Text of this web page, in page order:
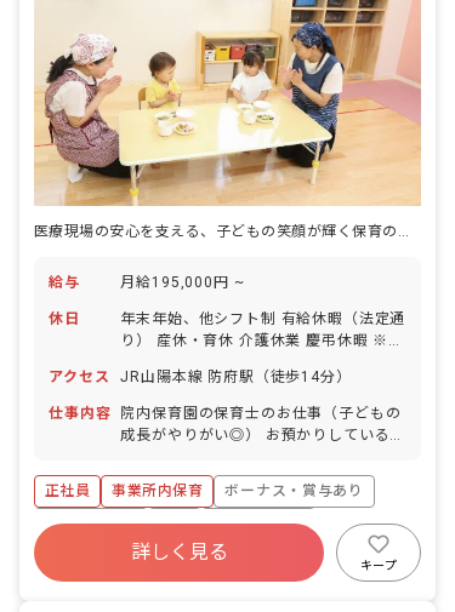
給与 月給195,000円 ~
休日
年末年始、他シフト制 有給休暇（法定通
り） 産休・育休 介護休業 慶弔休暇 ※年
の休日を付与）
アクセス JR山陽本線 防府駅（徒歩14分）
仕事内容
院内保育園の保育士のお仕事（子どもの
成長がやりがい◎） お預かりしている子
食事・睡眠・排泄・清潔・衣類の着脱等
・集団生活を通じた社会性の装着 ・行事
の計画・実行、お知らせの作成
正社員 事業所内保育
ボーナス・賞与あり
社会保険完備
有給
福利厚生充実
昇給昇進あり
産休育休制度
詳しく見る
キープ